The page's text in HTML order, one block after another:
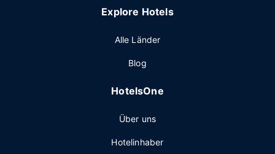
Explore Hotels
Alle Länder
Blog
HotelsOne
Über uns
Hotelinhaber